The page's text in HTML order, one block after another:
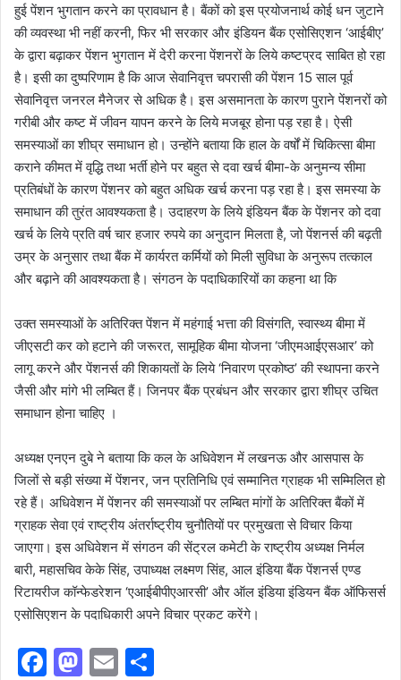
हुई पेंशन भुगतान करने का प्रावधान है। बैंकों को इस प्रयोजनार्थ कोई धन जुटाने
की व्यवस्था भी नहीं करनी, फिर भी सरकार और इंडियन बैंक एसोसिएशन ‘आईबीए’
के द्वारा बढ़ाकर पेंशन भुगतान में देरी करना पेंशनरों के लिये कष्टप्रद साबित हो रहा
है। इसी का दुष्परिणाम है कि आज सेवानिवृत्त चपरासी की पेंशन 15 साल पूर्व
सेवानिवृत्त जनरल मैनेजर से अधिक है। इस असमानता के कारण पुराने पेंशनरों को
गरीबी और कष्ट में जीवन यापन करने के लिये मजबूर होना पड़ रहा है। ऐसी
समस्याओं का शीघ्र समाधान हो। उन्होंने बताया कि हाल के वर्षों में चिकित्सा बीमा
कराने कीमत में वृद्धि तथा भर्ती होने पर बहुत से दवा खर्च बीमा-के अनुमन्य सीमा
प्रतिबंधों के कारण पेंशनर को बहुत अधिक खर्च करना पड़ रहा है। इस समस्या के
समाधान की तुरंत आवश्यकता है। उदाहरण के लिये इंडियन बैंक के पेंशनर को दवा
खर्च के लिये प्रति वर्ष चार हजार रुपये का अनुदान मिलता है, जो पेंशनर्स की बढ़ती
उम्र के अनुसार तथा बैंक में कार्यरत कर्मियों को मिली सुविधा के अनुरूप तत्काल
और बढ़ाने की आवश्यकता है। संगठन के पदाधिकारियों का कहना था कि
उक्त समस्याओं के अतिरिक्त पेंशन में महंगाई भत्ता की विसंगति, स्वास्थ्य बीमा में
जीएसटी कर को हटाने की जरूरत, सामूहिक बीमा योजना ‘जीएमआईएसआर’ को
लागू करने और पेंशनर्स की शिकायतों के लिये ‘निवारण प्रकोष्ठ’ की स्थापना करने
जैसी और मांगे भी लम्बित हैं। जिनपर बैंक प्रबंधन और सरकार द्वारा शीघ्र उचित
समाधान होना चाहिए ।
अध्यक्ष एनएन दुबे ने बताया कि कल के अधिवेशन में लखनऊ और आसपास के
जिलों से बड़ी संख्या में पेंशनर, जन प्रतिनिधि एवं सम्मानित ग्राहक भी सम्मिलित हो
रहे हैं। अधिवेशन में पेंशनर की समस्याओं पर लम्बित मांगों के अतिरिक्त बैंकों में
ग्राहक सेवा एवं राष्ट्रीय अंतर्राष्ट्रीय चुनौतियों पर प्रमुखता से विचार किया
जाएगा। इस अधिवेशन में संगठन की सेंट्रल कमेटी के राष्ट्रीय अध्यक्ष निर्मल
बारी, महासचिव केके सिंह, उपाध्यक्ष लक्ष्मण सिंह, आल इंडिया बैंक पेंशनर्स एण्ड
रिटायरीज कॉन्फेडरेशन ‘एआईबीपीएआरसी’ और ऑल इंडिया इंडियन बैंक ऑफिसर्स
एसोसिएशन के पदाधिकारी अपने विचार प्रकट करेंगे।
F
M E